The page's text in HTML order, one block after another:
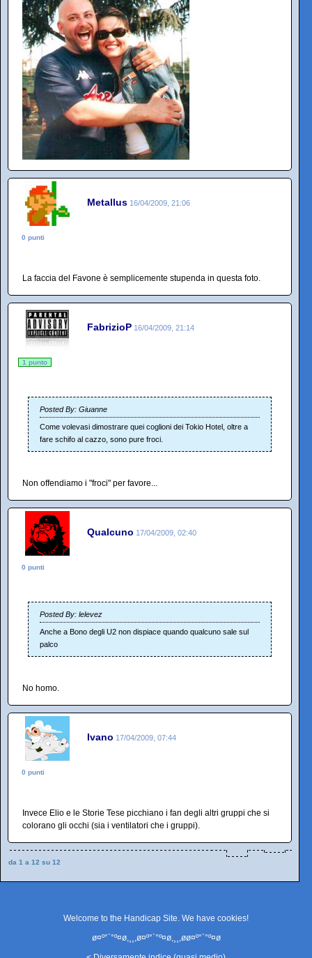
Metallus 16/04/2009, 21:06
0 punti
La faccia del Favone è semplicemente stupenda in questa foto.
FabrizioP 16/04/2009, 21:14
1 punto
Posted By: Giuanne
Come volevasi dimostrare quei coglioni dei Tokio Hotel, oltre a
fare schifo al cazzo, sono pure froci.
Non offendiamo i "froci" per favore...
Qualcuno 17/04/2009, 02:40
0 punti
Posted By: lelevez
Anche a Bono degli U2 non dispiace quando qualcuno sale sul
palco
No homo.
Ivano 17/04/2009, 07:44
0 punti
Invece Elio e le Storie Tese picchiano i fan degli altri gruppi che si
colorano gli occhi (sia i ventilatori che i gruppi).
da 1 a 12 su 12
Welcome to the Handicap Site. We have cookies!
ø¤º°`°º¤ø,¸¸,ø¤º°`°º¤ø,¸¸,øø¤º°`°º¤ø